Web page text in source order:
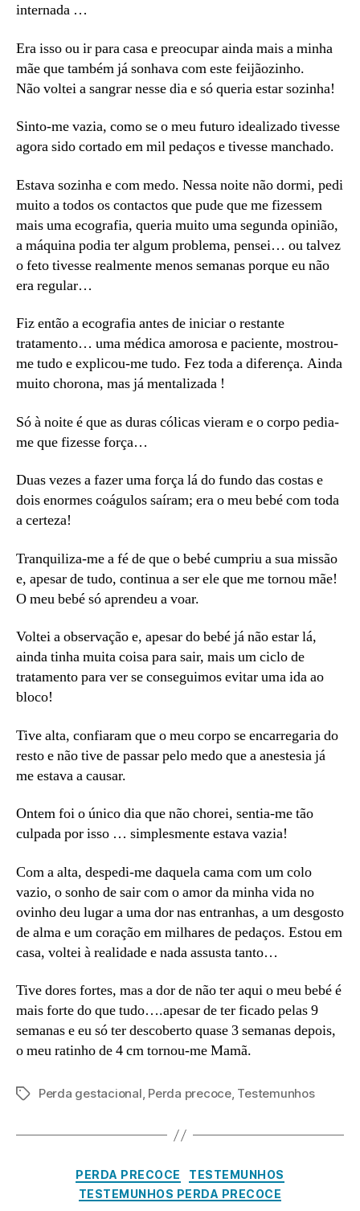
internada …
Era isso ou ir para casa e preocupar ainda mais a minha
mãe que também já sonhava com este feijãozinho.
Não voltei a sangrar nesse dia e só queria estar sozinha!
Sinto-me vazia, como se o meu futuro idealizado tivesse
agora sido cortado em mil pedaços e tivesse manchado.
Estava sozinha e com medo. Nessa noite não dormi, pedi
muito a todos os contactos que pude que me fizessem
mais uma ecografia, queria muito uma segunda opinião,
a máquina podia ter algum problema, pensei… ou talvez
o feto tivesse realmente menos semanas porque eu não
era regular…
Fiz então a ecografia antes de iniciar o restante
tratamento… uma médica amorosa e paciente, mostrou-
me tudo e explicou-me tudo. Fez toda a diferença. Ainda
muito chorona, mas já mentalizada !
Só à noite é que as duras cólicas vieram e o corpo pedia-
me que fizesse força…
Duas vezes a fazer uma força lá do fundo das costas e
dois enormes coágulos saíram; era o meu bebé com toda
a certeza!
Tranquiliza-me a fé de que o bebé cumpriu a sua missão
e, apesar de tudo, continua a ser ele que me tornou mãe!
O meu bebé só aprendeu a voar.
Voltei a observação e, apesar do bebé já não estar lá,
ainda tinha muita coisa para sair, mais um ciclo de
tratamento para ver se conseguimos evitar uma ida ao
bloco!
Tive alta, confiaram que o meu corpo se encarregaria do
resto e não tive de passar pelo medo que a anestesia já
me estava a causar.
Ontem foi o único dia que não chorei, sentia-me tão
culpada por isso … simplesmente estava vazia!
Com a alta, despedi-me daquela cama com um colo
vazio, o sonho de sair com o amor da minha vida no
ovinho deu lugar a uma dor nas entranhas, a um desgosto
de alma e um coração em milhares de pedaços. Estou em
casa, voltei à realidade e nada assusta tanto…
Tive dores fortes, mas a dor de não ter aqui o meu bebé é
mais forte do que tudo….apesar de ter ficado pelas 9
semanas e eu só ter descoberto quase 3 semanas depois,
o meu ratinho de 4 cm tornou-me Mamã.
Etiquetas
Perda gestacional, Perda precoce, Testemunhos
Categorias
PERDA PRECOCE
TESTEMUNHOS
TESTEMUNHOS PERDA PRECOCE
O
u
t